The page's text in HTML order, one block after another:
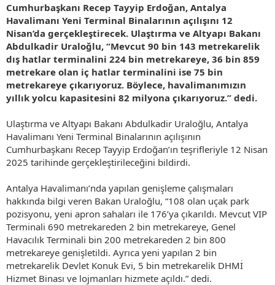
Cumhurbaşkanı Recep Tayyip Erdoğan, Antalya
Havalimanı Yeni Terminal Binalarının açılışını 12
Nisan’da gerçekleştirecek. Ulaştırma ve Altyapı Bakanı
Abdulkadir Uraloğlu, “Mevcut 90 bin 143 metrekarelik
dış hatlar terminalini 224 bin metrekareye, 36 bin 859
metrekare olan iç hatlar terminalini ise 75 bin
metrekareye çıkarıyoruz. Böylece, havalimanımızın
yıllık yolcu kapasitesini 82 milyona çıkarıyoruz.” dedi.
Ulaştırma ve Altyapı Bakanı Abdulkadir Uraloğlu, Antalya
Havalimanı Yeni Terminal Binalarının açılışının
Cumhurbaşkanı Recep Tayyip Erdoğan’ın teşrifleriyle 12 Nisan
2025 tarihinde gerçekleştirileceğini bildirdi.
Antalya Havalimanı’nda yapılan genişleme çalışmaları
hakkında bilgi veren Bakan Uraloğlu, “108 olan uçak park
pozisyonu, yeni apron sahaları ile 176’ya çıkarıldı. Mevcut VIP
Terminali 690 metrekareden 2 bin metrekareye, Genel
Havacılık Terminali bin 200 metrekareden 2 bin 800
metrekareye genişletildi. Ayrıca yeni yapılan 2 bin
metrekarelik Devlet Konuk Evi, 5 bin metrekarelik DHMİ
Hizmet Binası ve lojmanları hizmete açıldı.” dedi.